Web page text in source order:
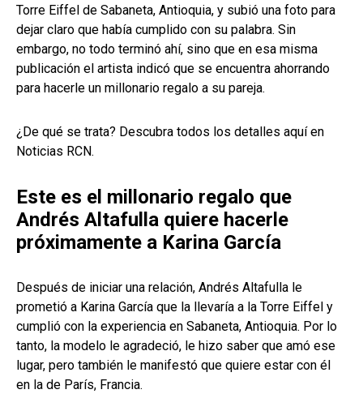
Torre Eiffel de Sabaneta, Antioquia, y subió una foto para
dejar claro que había cumplido con su palabra. Sin
embargo, no todo terminó ahí, sino que en esa misma
publicación el artista indicó que se encuentra ahorrando
para hacerle un millonario regalo a su pareja.
¿De qué se trata? Descubra todos los detalles aquí en
Noticias RCN.
Este es el millonario regalo que
Andrés Altafulla quiere hacerle
próximamente a Karina García
Después de iniciar una relación, Andrés Altafulla le
prometió a Karina García que la llevaría a la Torre Eiffel y
cumplió con la experiencia en Sabaneta, Antioquia. Por lo
tanto, la modelo le agradeció, le hizo saber que amó ese
lugar, pero también le manifestó que quiere estar con él
en la de París, Francia.